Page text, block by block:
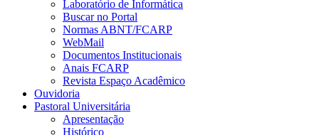
Laboratório de Informática
Buscar no Portal
Normas ABNT/FCARP
WebMail
Documentos Institucionais
Anais FCARP
Revista Espaço Acadêmico
Ouvidoria
Pastoral Universitária
Apresentação
Histórico